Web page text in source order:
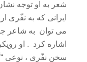
شعر به او توجه
ایرانی که به نفّری
می توان به شاعر
اشاره کرد . او
سخن نفّری ، نوعی